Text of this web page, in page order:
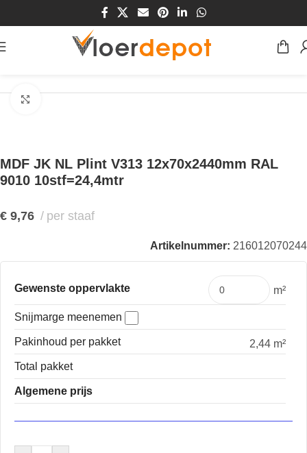
MDF JK NL Plint V313 12x70x2440mm RAL
9010 10stf=24,4mtr
€ 9,76 per staaf
Artikelnummer: 216012070244
Gewenste oppervlakte m²
Snijmarge meenemen
Pakinhoud per pakket
2,44 m²
Total pakket
Algemene prijs